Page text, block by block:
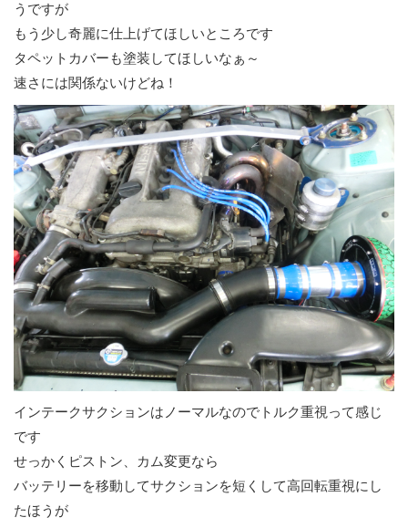
うですが
もう少し奇麗に仕上げてほしいところです
タペットカバーも塗装してほしいなぁ～
速さには関係ないけどね！
インテークサクションはノーマルなのでトルク重視って感じ
です
せっかくピストン、カム変更なら
バッテリーを移動してサクションを短くして高回転重視にし
たほうが